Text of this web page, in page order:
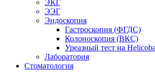
ЭКГ
ЭЭГ
Эндоскопия
Гастроскопия (ФГДС)
Колоноскопия (ВКС)
Уреазный тест на
Лаборатория
Стоматология